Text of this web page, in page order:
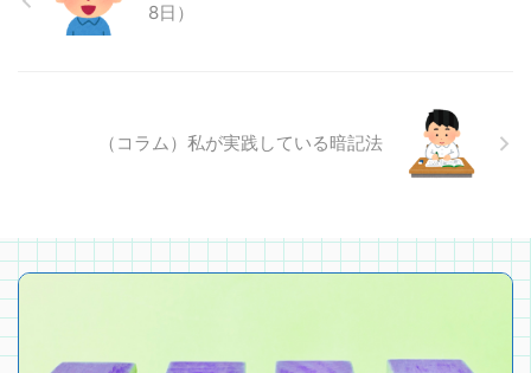
8日）
（コラム）私が実践している暗記法